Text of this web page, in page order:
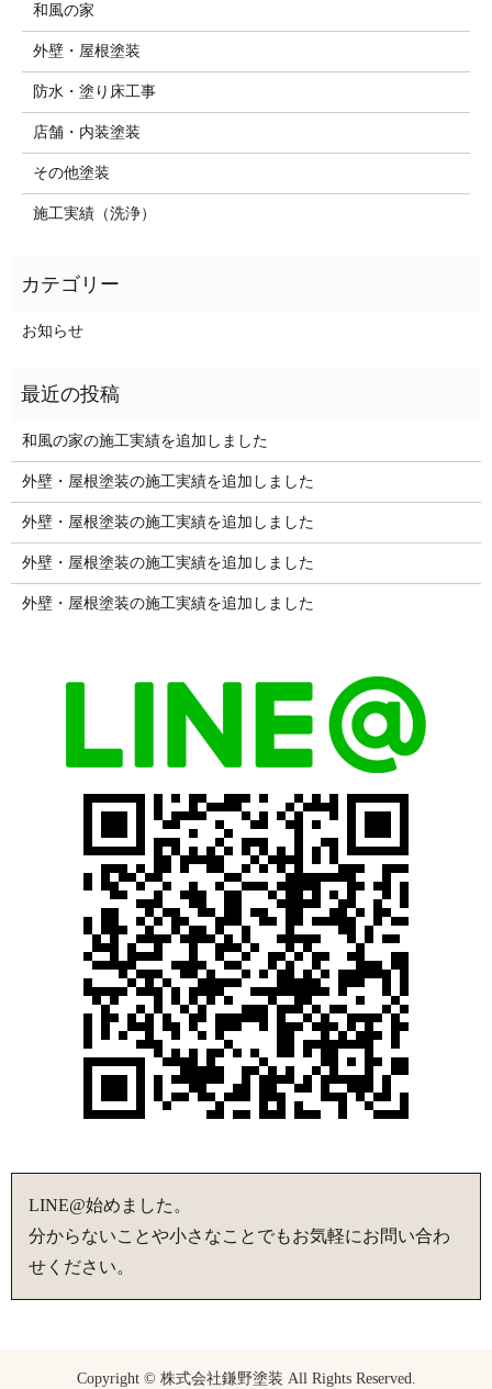
和風の家
外壁・屋根塗装
防水・塗り床工事
店舗・内装塗装
その他塗装
施工実績（洗浄）
お知らせ
和風の家の施工実績を追加しました
外壁・屋根塗装の施工実績を追加しました
外壁・屋根塗装の施工実績を追加しました
外壁・屋根塗装の施工実績を追加しました
外壁・屋根塗装の施工実績を追加しました
LINE@始めました。
分からないことや小さなことでもお気軽にお問い合わ
せください。
Copyright © 株式会社鎌野塗装 All Rights Reserved.